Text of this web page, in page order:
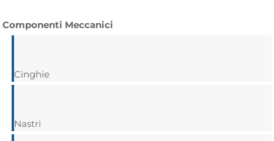
Componenti Meccanici
Cinghie
Nastri